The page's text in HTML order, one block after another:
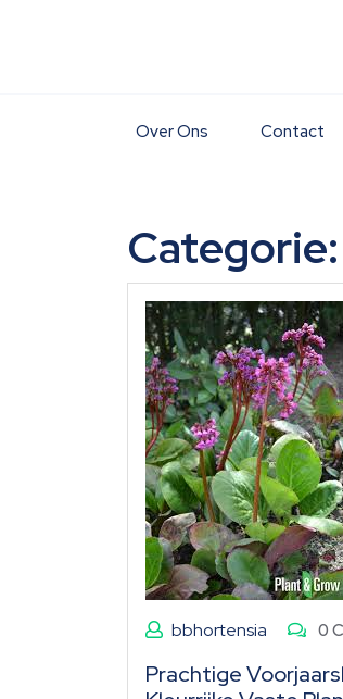
Over Ons Contact
Categorie:
bbhortensia 0
Prachtige